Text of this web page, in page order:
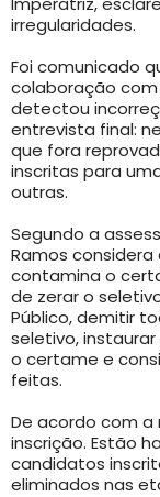
irregularidades.
Foi comunicado
colaboração
detectou
entrevista final:
que fora
inscritas para
outras.
Segundo a
Ramos
contamina o
de zerar o
Público, demitir
seletivo,
o certame e
feitas.
De acordo com a
inscrição. Estão
candidatos
eliminados nas